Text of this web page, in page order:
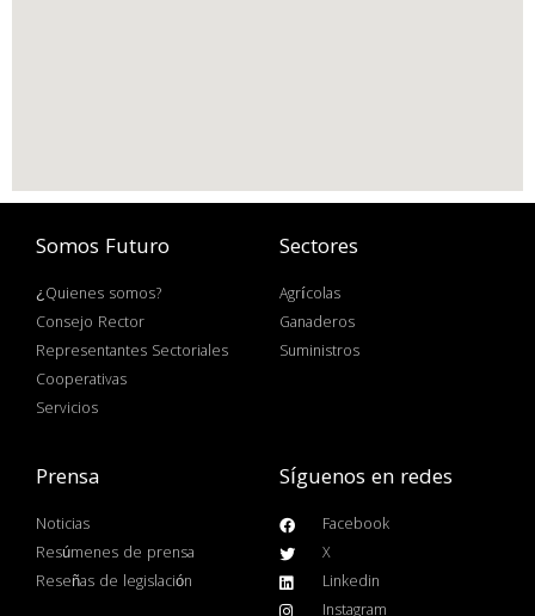
Somos Futuro
¿Quienes somos?
Consejo Rector
Representantes Sectoriales
Cooperativas
Servicios
Sectores
Agrícolas
Ganaderos
Suministros
Prensa
Noticias
Resúmenes de prensa
Reseñas de legislación
Síguenos en redes
Facebook
X
Linkedin